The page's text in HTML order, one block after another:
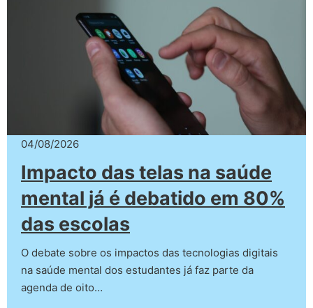
04/08/2026
Impacto das telas na saúde
mental já é debatido em 80%
das escolas
O debate sobre os impactos das tecnologias digitais
na saúde mental dos estudantes já faz parte da
agenda de oito…